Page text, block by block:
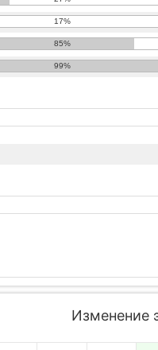
17%
85%
99%
Изменение